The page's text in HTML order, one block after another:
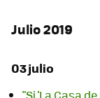
Julio 2019
03 julio